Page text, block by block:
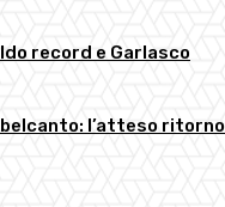
record e Garlasco
l’atteso